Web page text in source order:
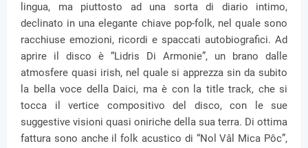
lingua, ma piuttosto ad una sorta di diario intimo,
declinato in una elegante chiave pop-folk, nel quale sono
racchiuse emozioni, ricordi e spaccati autobiografici. Ad
aprire il disco è “Lidris Di Armonie”, un brano dalle
atmosfere quasi irish, nel quale si apprezza sin da subito
la bella voce della Daici, ma è con la title track, che si
tocca il vertice compositivo del disco, con le sue
suggestive visioni quasi oniriche della sua terra. Di ottima
fattura sono anche il folk acustico di “Nol Vâl Mica Pôc”,